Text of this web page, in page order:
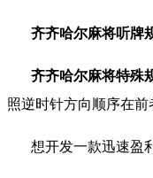
齐齐哈尔麻将听牌
齐齐哈尔麻将特殊
照逆时针方向顺序在前
想开发一款迅速盈